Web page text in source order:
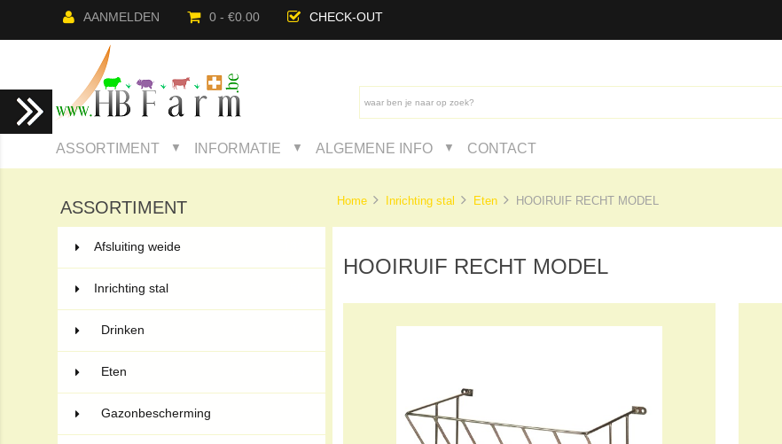
AANMELDEN 0 - €0.00 CHECK-OUT
ASSORTIMENT ▼ INFORMATIE ▼ ALGEMENE INFO ▼ CONTACT
ASSORTIMENT
Afsluiting weide
Inrichting stal
Drinken
Eten
Gazonbescherming
Home Inrichting stal Eten HOOIRUIF RECHT MODEL
HOOIRUIF RECHT MODEL